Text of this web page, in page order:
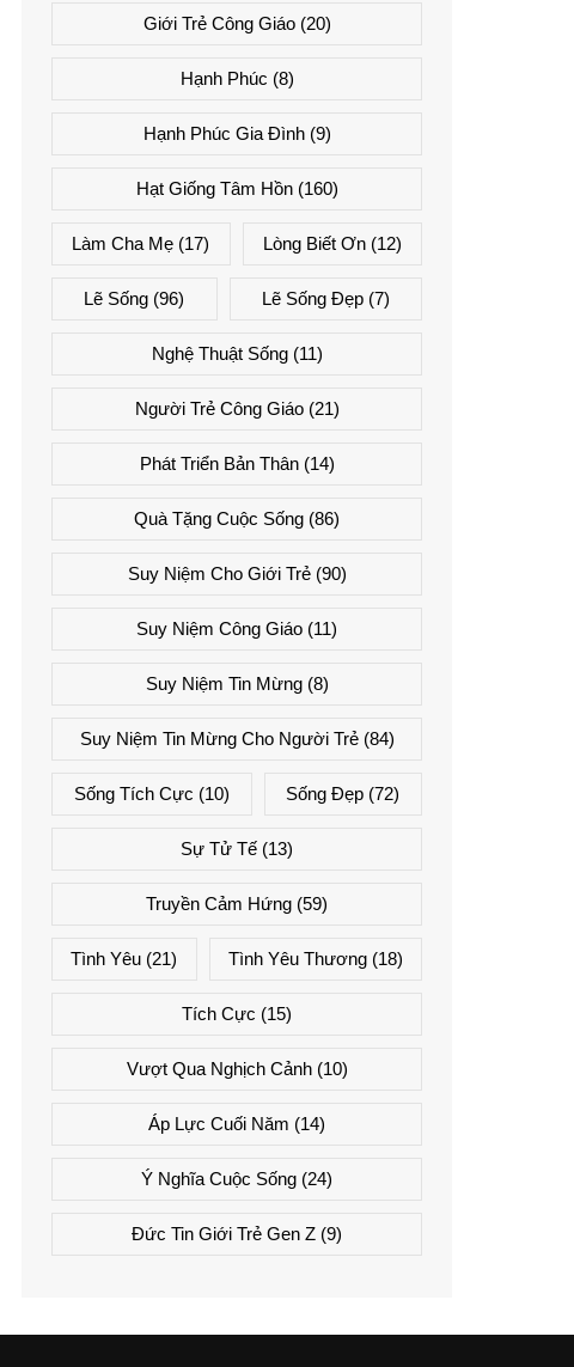
Giới Trẻ Công Giáo(20)
Hạnh Phúc (8)
Hạnh Phúc Gia Đình(9)
Hạt Giống Tâm Hồn(160)
Làm Cha Mẹ (17) Lòng Biết Ơn(12)
Lẽ Sống (96) Lẽ Sống Đẹp(7)
Nghệ Thuật Sống(11)
Người Trẻ Công Giáo(21)
Phát Triển Bản Thân(14)
Quà Tặng Cuộc Sống (86)
Suy Niệm Cho Giới Trẻ(90)
Suy Niệm Công Giáo (11)
Suy Niệm Tin Mừng(8)
Suy Niệm Tin Mừng Cho Người Trẻ(84)
Sống Tích Cực (10) Sống Đẹp (72)
Sự Tử Tế (13)
Truyền Cảm Hứng (59)
Tình Yêu (21) Tình Yêu Thương(18)
Tích Cực (15)
Vượt Qua Nghịch Cảnh(10)
Áp Lực Cuối Năm (14)
Ý Nghĩa Cuộc Sống (24)
Đức Tin Giới Trẻ Gen Z (9)